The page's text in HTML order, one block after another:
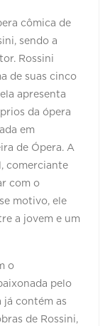
cômica de
sendo a
Rossini
de suas cinco
apresenta
da ópera
em
de Ópera. A
comerciante
com o
motivo, ele
a jovem e um
o
pelo
já contém as
de Rossini,